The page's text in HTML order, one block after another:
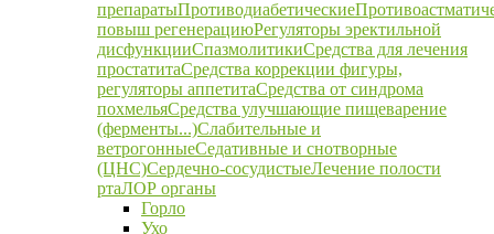
препаратыПротиводиабетические
повыш регенерациюРегуляторы эректильной
дисфункцииСпазмолитикиСредства для лечения
простатитаСредства коррекции фигуры,
регуляторы аппетитаСредства от синдрома
похмельяСредства улучшающие пищеварение
(ферменты...)Слабительные и
ветрогонныеСедативные и снотворные
(ЦНС)Сердечно-сосудистыеЛечение полости
ртаЛОР органы
Горло
Ухо